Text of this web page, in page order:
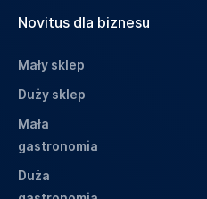
Novitus dla biznesu
Mały sklep
Duży sklep
Mała
gastronomia
Duża